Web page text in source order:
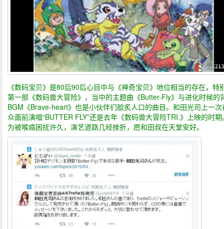
《数码宝贝》是80后90后心目中与《神奇宝贝》地位相当的存在，特
第一部《数码兽大冒险》，当中的主题曲《Butter-Fly》与进化时候的
BGM《Brave-heart》也是小伙伴们脍炙人口的曲目。和田光司上一次
众面前演唱“BUTTER FLY”还是去年《数码兽大冒险TRI.》上映的时
为被喉癌困扰许久，演艺道路几经挫折，愿和田叔在天堂安好。